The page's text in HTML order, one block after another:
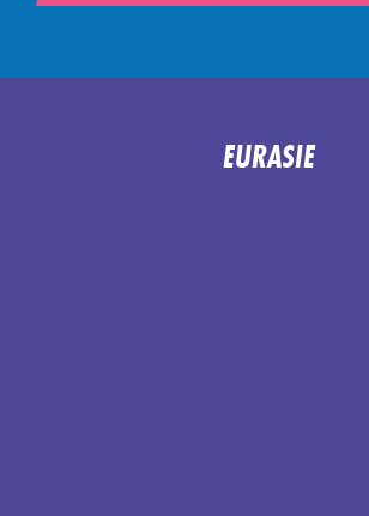
EURASIE